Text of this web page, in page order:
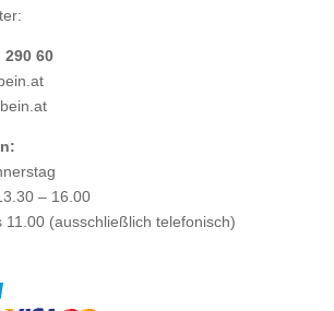
290 60
– 16.00
11.00 (ausschließlich telefonisch)